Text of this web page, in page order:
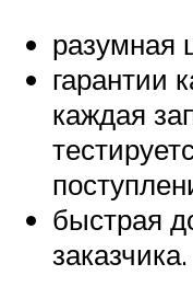
разумная
гарантии
каждая
быстрая
заказчика.